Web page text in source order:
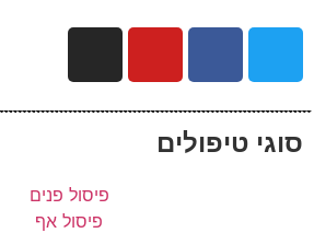
סוגי טיפולים
פיסול פנים
פיסול אף